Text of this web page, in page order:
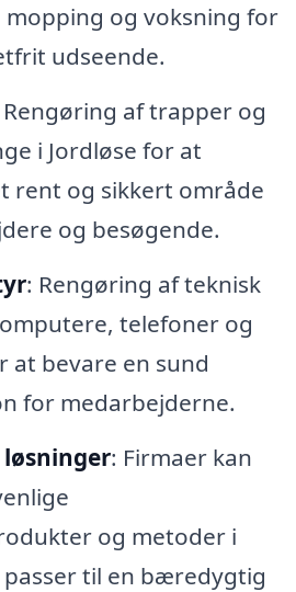
og voksning for
udseende.
af trapper og
i Jordløse for at
rent og sikkert område
og besøgende.
: Rengøring af teknisk
telefoner og
bevare en sund
for medarbejderne.
: Firmaer kan
og metoder i
passer til en bæredygtig